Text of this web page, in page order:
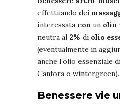
effettuando dei
interessata con un olio
neutra al 2% di olio
(eventualmente in
anche l’olio essenziale
Canfora o wintergreen).
Benessere vie